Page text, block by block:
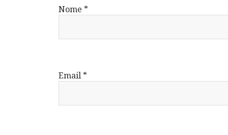
Nome *
Email *